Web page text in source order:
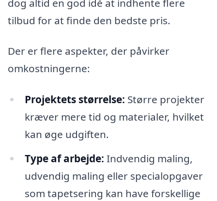
dog altid en god idé at indhente flere
tilbud for at finde den bedste pris.
Der er flere aspekter, der påvirker
omkostningerne:
Projektets størrelse: Større projekter
kræver mere tid og materialer, hvilket
kan øge udgiften.
Type af arbejde: Indvendig maling,
udvendig maling eller specialopgaver
som tapetsering kan have forskellige